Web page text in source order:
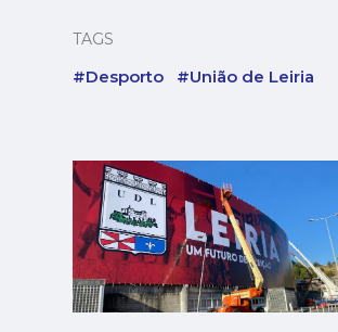
TAGS
#Desporto #União de Leiria